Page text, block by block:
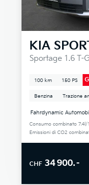
KIA
Sportage 1.6 T-
100 km 150 PS G
Benzina Trazione
Fahrdynamic
Consumo combinato
Emissioni di CO2
CHF 34 900.–